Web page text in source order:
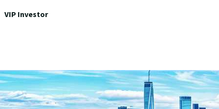
VIP Investor